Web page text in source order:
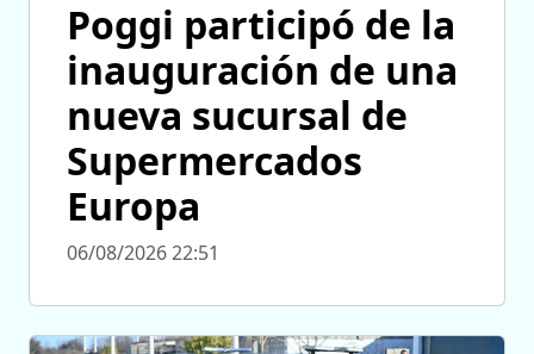
Poggi participó de la
inauguración de una
nueva sucursal de
Supermercados
Europa
06/08/2026 22:51